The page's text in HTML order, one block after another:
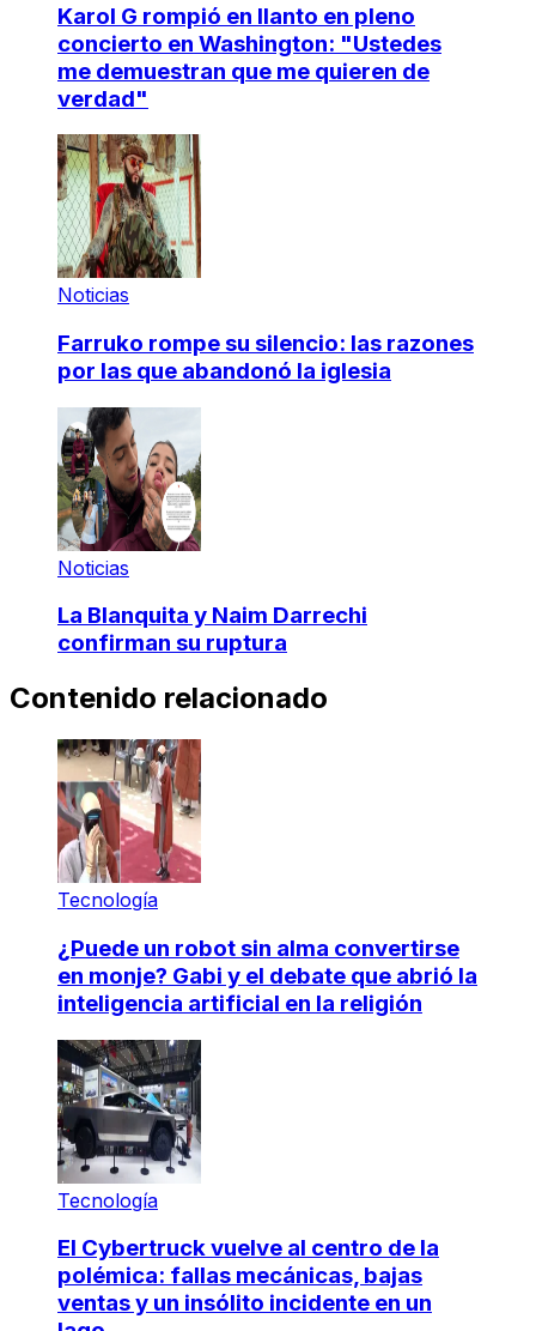
Karol G rompió en llanto en pleno
concierto en Washington: "Ustedes
me demuestran que me quieren de
verdad"
Noticias
Farruko rompe su silencio: las razones
por las que abandonó la iglesia
Noticias
La Blanquita y Naim Darrechi
confirman su ruptura
Contenido relacionado
Tecnología
¿Puede un robot sin alma convertirse
en monje? Gabi y el debate que abrió la
inteligencia artificial en la religión
Tecnología
El Cybertruck vuelve al centro de la
polémica: fallas mecánicas, bajas
ventas y un insólito incidente en un